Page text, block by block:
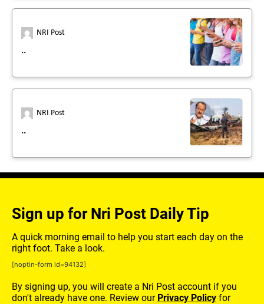
NRI Post
..
NRI Post
..
Sign up for Nri Post Daily Tip
A quick morning email to help you start each day on the
right foot. Take a look.
[noptin-form id=94132]
By signing up, you will create a Nri Post account if you
don't already have one. Review our Privacy Policy for